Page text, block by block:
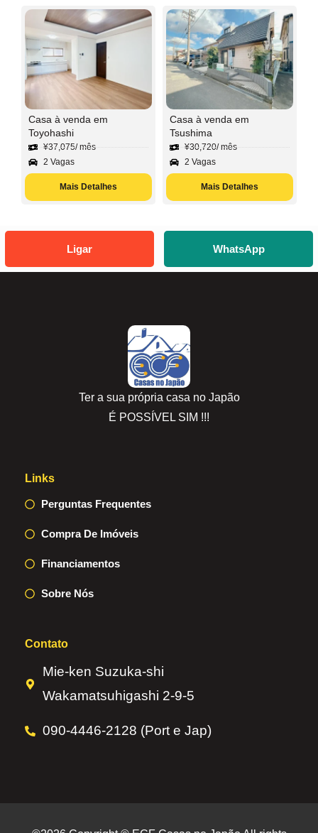
Casa à venda em
Toyohashi
¥37,075/ mês
2 Vagas
Mais Detalhes
Casa à venda em
Tsushima
¥30,720/ mês
2 Vagas
Mais Detalhes
Ligar WhatsApp
Ter a sua própria casa no Japão
É POSSÍVEL SIM !!!
Links
Perguntas Frequentes
Compra De Imóveis
Financiamentos
Sobre Nós
Contato
Mie-ken Suzuka-shi
Wakamatsuhigashi 2-9-5
090-4446-2128 (Port e Jap)